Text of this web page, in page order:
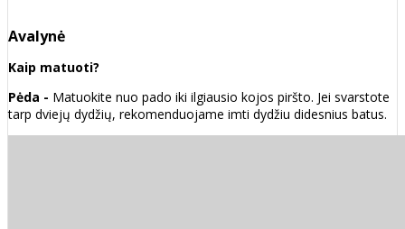
Avalynė
Kaip matuoti?
Pėda - Matuokite nuo pado iki ilgiausio kojos piršto. Jei svarstote
tarp dviejų dydžių, rekomenduojame imti dydžiu didesnius batus.